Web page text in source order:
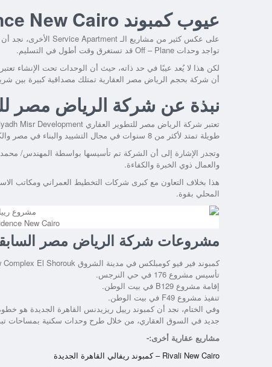
عيوب كمبوند Reel Residence New Cairo
على عكس كثير من مشاريع الـ Service Apartment الأخرى، نجد أن
تواجد وحدات Off – Plane قد تستغرق وقت أطول في التسليم.
لكن هذا لا يُعد عيبًا في حد ذاته، حيث أن الوحدات تحت الإنشاء
أن شركة بحجم الرياض مصر العقارية تمتلك مصداقية كبيرة بين
نبذة عن شركة الرياض مصر
تعتبر شركة الرياض مصر للتطوير العقاري Al Riyadh Misr Development هي صاحبة
طويلة تمتد لأكثر من 8 سنوات في مجال التشييد والبناء في مصر والكثير من دول الوطن العربي.
وتجدر الإشارة إلى أن الشركة تم تأسيسها بواسطة المهندس/
والعمال ذوي الخبرة والكفاءة.
هذا بخلاف التعاون مع كبرى شركات التخطيط العمراني ومكاتب
المحلي بقوة.
New Cairo
مشروعات شركة الرياض مصر
كمبوند فير فيو كومبلكس في مدينة الشروق Compound Fair View Complex El Shorouk.
تأسيس مشروع 176 في حي النرجس.
إقامة مشروع B129 في بيت الوطن.
تنفيذ مشروع F49 في بيت الوطن.
وفي الختام، نجد أن كمبوند رييل ريزيدنس القاهرة الجديدة هو
جديد في السوق العقاري، من خلال طرح وحدات سكنية بمساحات تبدأ من 60
مشاريع عقارية أخرى:-
Rivali New Cairo – كمبوند ريفالي القاهرة الجديدة